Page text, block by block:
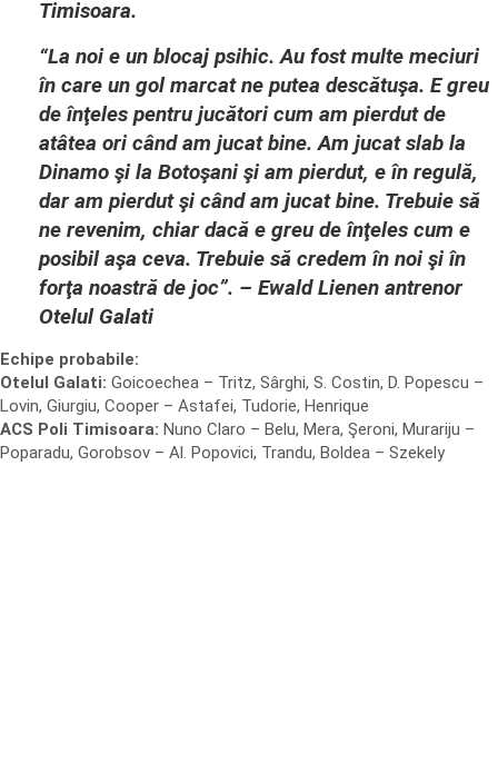
Timisoara.
“La noi e un blocaj psihic. Au fost multe meciuri
în care un gol marcat ne putea descătuşa. E greu
de înţeles pentru jucători cum am pierdut de
atâtea ori când am jucat bine. Am jucat slab la
Dinamo şi la Botoşani şi am pierdut, e în regulă,
dar am pierdut şi când am jucat bine. Trebuie să
ne revenim, chiar dacă e greu de înţeles cum e
posibil aşa ceva. Trebuie să credem în noi şi în
forţa noastră de joc”. – Ewald Lienen antrenor
Otelul Galati
Echipe probabile:
Otelul Galati: Goicoechea – Tritz, Sârghi, S. Costin, D. Popescu –
Lovin, Giurgiu, Cooper – Astafei, Tudorie, Henrique
ACS Poli Timisoara: Nuno Claro – Belu, Mera, Şeroni, Murariju –
Poparadu, Gorobsov – Al. Popovici, Trandu, Boldea – Szekely